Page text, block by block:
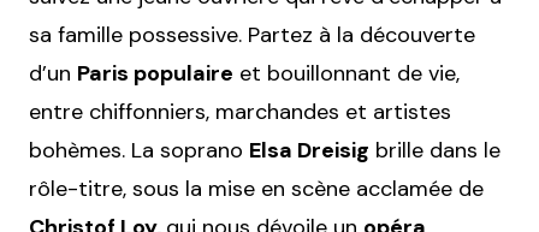
sa famille possessive. Partez à la découverte
d’un Paris populaire et bouillonnant de vie,
entre chiffonniers, marchandes et artistes
bohèmes. La soprano Elsa Dreisig brille dans le
rôle-titre, sous la mise en scène acclamée de